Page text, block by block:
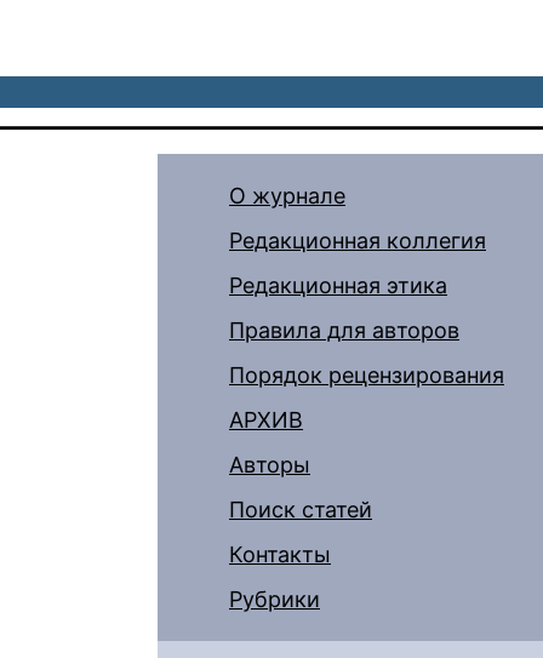
О журнале
Редакционная коллегия
Редакционная этика
Правила для авторов
Порядок рецензирования
АРХИВ
Авторы
Поиск статей
Контакты
Рубрики